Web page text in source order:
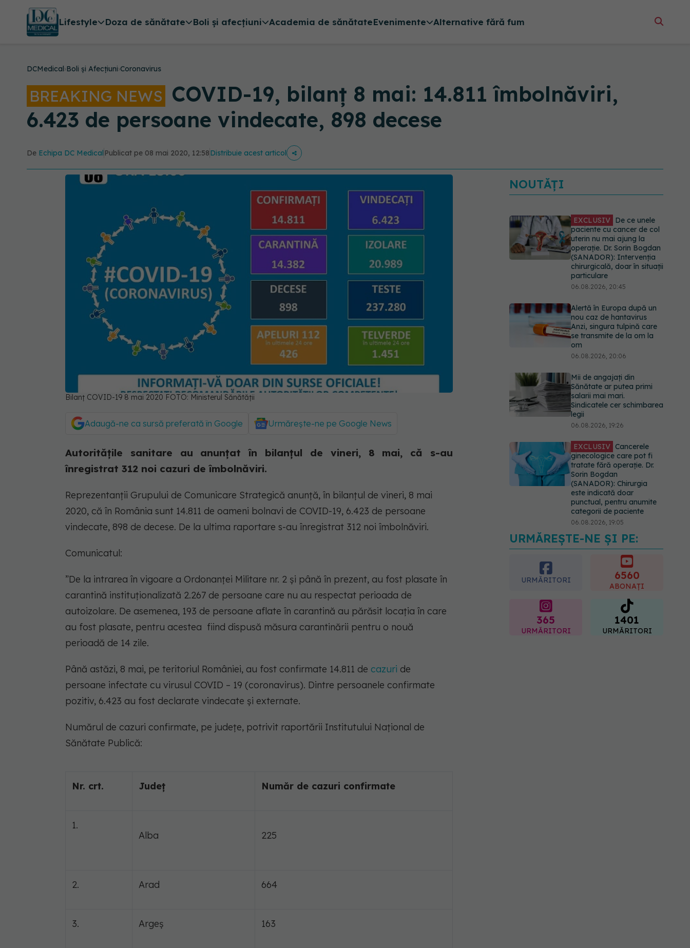
Lifestyle Doza de sănătate Boli și afecțiuni Academia de sănătateEvenimente Alternative fără fum
DCMedical›Boli și Afecțiuni›Coronavirus
BREAKING NEWS COVID-19, bilanț 8 mai: 14.811 îmbolnăviri,
6.423 de persoane vindecate, 898 decese
De Echipa DC Medical Publicat pe 08 mai 2020, 12:58Distribuie acest articol
Bilanț COVID-19 8 mai 2020 FOTO: Ministerul Sănătății
Adaugă-ne ca sursă preferată în Google Urmărește-ne pe Google News
Autoritățile sanitare au anunțat în bilanțul de vineri, 8 mai, că s-au
înregistrat 312 noi cazuri de îmbolnăviri.
Reprezentanții Grupului de Comunicare Strategică anunță, în bilanțul de vineri, 8 mai
2020, că în România sunt 14.811 de oameni bolnavi de COVID-19, 6.423 de persoane
vindecate, 898 de decese. De la ultima raportare s-au înregistrat 312 noi îmbolnăviri.
Comunicatul:
”De la intrarea în vigoare a Ordonanței Militare nr. 2 și până în prezent, au fost plasate în
carantină instituționalizată 2.267 de persoane care nu au respectat perioada de
autoizolare. De asemenea, 193 de persoane aflate în carantină au părăsit locația în care
au fost plasate, pentru acestea fiind dispusă măsura carantinării pentru o nouă
perioadă de 14 zile.
Până astăzi, 8 mai, pe teritoriul României, au fost confirmate 14.811 de cazuri de
persoane infectate cu virusul COVID – 19 (coronavirus). Dintre persoanele confirmate
pozitiv, 6.423 au fost declarate vindecate și externate.
Numărul de cazuri confirmate, pe județe, potrivit raportării Institutului Național de
Sănătate Publică:
Nr. crt. Județ Număr de cazuri confirmate
1.
Alba
225
2. Arad 664
3. Argeș 163
NOUTĂȚI
EXCLUSIV De ce unele
paciente cu cancer de col
uterin nu mai ajung la
operație. Dr. Sorin Bogdan
(SANADOR): Intervenția
chirurgicală, doar în situații
particulare
06.08.2026, 20:45
Alertă în Europa după un
nou caz de hantavirus
Anzi, singura tulpină care
se transmite de la om la
om
06.08.2026, 20:06
Mii de angajați din
Sănătate ar putea primi
salarii mai mari.
Sindicatele cer schimbarea
legii
06.08.2026, 19:26
EXCLUSIV Cancerele
ginecologice care pot fi
tratate fără operație. Dr.
Sorin Bogdan
(SANADOR): Chirurgia
este indicată doar
punctual, pentru anumite
categorii de paciente
06.08.2026, 19:05
EXCLUSIV Brahiterapie
vs radioterapie externă în
cancerul ginecologic. Dr.
Sorin Bogdan (SANADOR)
explică diferența și cum
acționează tratamentul
URMĂREȘTE-NE ȘI PE:
URMĂRITORI 6560
ABONAȚI
365
URMĂRITORI
1401
URMĂRITORI